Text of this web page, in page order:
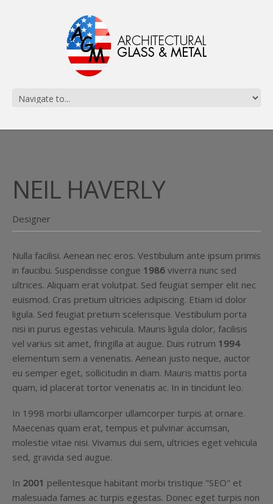
NEIL HAVERLY
Designer
Nulla facilisi. Aenean nec eros. Vestibulum ante ipsum primis
in faucibu. Suspendisse congue 1986 viverra nunc sed
ultrices. Aliquam erat volutpat. Sed feugiat semper elit nec
euismod. Cras pretium ultricies adipiscing. Etiam id dolor
ligula. Sed feugiat pretium scelerisque. Vestibulum porta
nisi in purus egestas vehicula. Mauris ligula dolor, facilisis
vel varius sit amet, fringilla at augue. Duis rutrum 1994
elementum sem a venenatis. Aenean justo neque, auctor
eu semper eget, sollicitudin in diam. Mauris mattis porta
quam, id placerat tortor venenatis ac. In in tincidunt leo.
In 1998 morbi ullamcorper ullamcorper turpis at ornare.
Maecenas quam erat, tempus et pulvinar accumsan,
molestie vitae nisi. Vivamus dui sem, ultricies eget vehicula
sed, gravida sed augue.
In 2001 pellentesque habitant morbi tristique "SEO" et
malesuada fames ac turpis egestas. Donec eget turpis non